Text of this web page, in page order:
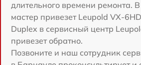
длительного времени ремонта.
мастер привезет Leupold VX-
Duplex в сервисный центр
привезет обратно.
Позвоните и наш сотрудник